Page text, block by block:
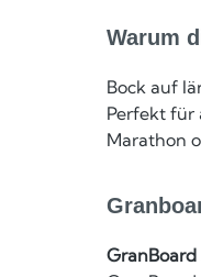
Warum
Bock auf
Perfekt für
Marathon
GranBoard